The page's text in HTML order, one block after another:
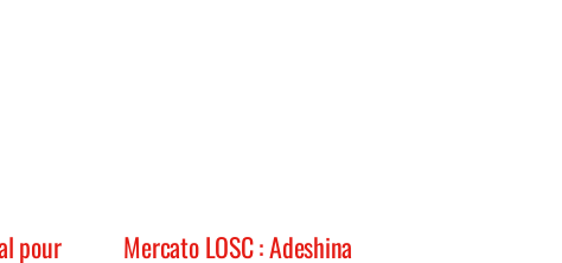
pour Mercato LOSC : Adeshina